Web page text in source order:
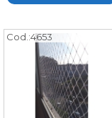
Cod.:4653